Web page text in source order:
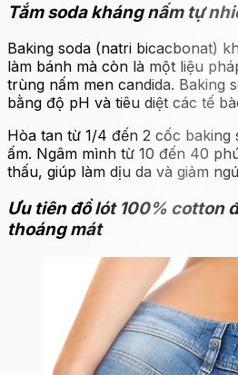
Tắm soda kháng nấm tự
Baking soda (natri bicacbonat)
làm bánh mà còn là một liệu
trùng nấm men candida. Baking
bằng độ pH và tiêu diệt các tế
Hòa tan từ 1/4 đến 2 cốc baking
ấm. Ngâm mình từ 10 đến 40
thấu, giúp làm dịu da và giảm
Ưu tiên đồ lót 100% cotton
thoáng mát